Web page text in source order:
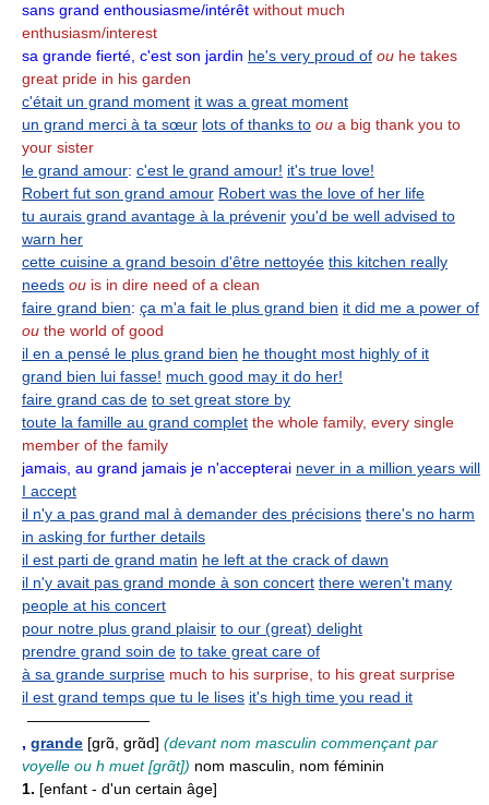
sans grand enthousiasme/intérêt without much
enthusiasm/interest
sa grande fierté, c'est son jardin he's very proud of ou he takes
great pride in his garden
c'était un grand moment it was a great moment
un grand merci à ta sœur lots of thanks to ou a big thank you to
your sister
le grand amour: c'est le grand amour! it's true love!
Robert fut son grand amour Robert was the love of her life
tu aurais grand avantage à la prévenir you'd be well advised to
warn her
cette cuisine a grand besoin d'être nettoyée this kitchen really
needs ou is in dire need of a clean
faire grand bien: ça m'a fait le plus grand bien it did me a power of
ou the world of good
il en a pensé le plus grand bien he thought most highly of it
grand bien lui fasse! much good may it do her!
faire grand cas de to set great store by
toute la famille au grand complet the whole family, every single
member of the family
jamais, au grand jamais je n'accepterai never in a million years will
I accept
il n'y a pas grand mal à demander des précisions there's no harm
in asking for further details
il est parti de grand matin he left at the crack of dawn
il n'y avait pas grand monde à son concert there weren't many
people at his concert
pour notre plus grand plaisir to our (great) delight
prendre grand soin de to take great care of
à sa grande surprise much to his surprise, to his great surprise
il est grand temps que tu le lises it's high time you read it
————————
, grande [grɑ̃, grɑ̃d] (devant nom masculin commençant par
voyelle ou h muet [grɑ̃t]) nom masculin, nom féminin
1. [enfant - d'un certain âge]